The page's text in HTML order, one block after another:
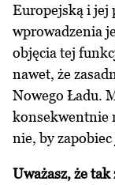
Europejską i jej
wprowadzenia
objęcia tej
nawet, że
Nowego Ładu.
konsekwentnie
nie, by
Uważasz, że